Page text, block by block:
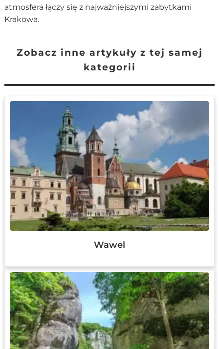
atmosfera łączy się z najważniejszymi zabytkami
Krakowa.
Zobacz inne artykuły z tej samej
kategorii
Wawel